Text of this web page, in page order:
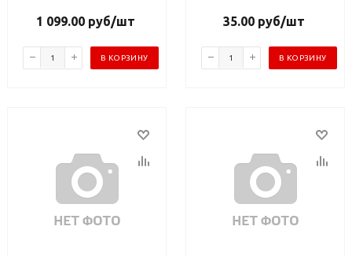
1 099.00 руб/шт
В КОРЗИНУ
35.00 руб/шт
В КОРЗИНУ